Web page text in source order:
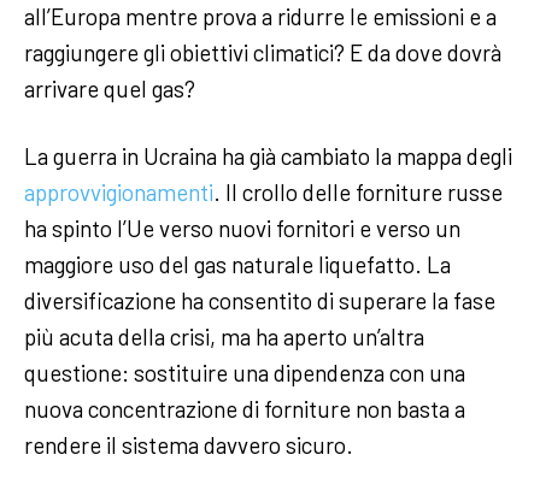
all’Europa mentre prova a ridurre le emissioni e a
raggiungere gli obiettivi climatici? E da dove dovrà
arrivare quel gas?
La guerra in Ucraina ha già cambiato la mappa degli
approvvigionamenti. Il crollo delle forniture russe
ha spinto l’Ue verso nuovi fornitori e verso un
maggiore uso del gas naturale liquefatto. La
diversificazione ha consentito di superare la fase
più acuta della crisi, ma ha aperto un’altra
questione: sostituire una dipendenza con una
nuova concentrazione di forniture non basta a
rendere il sistema davvero sicuro.